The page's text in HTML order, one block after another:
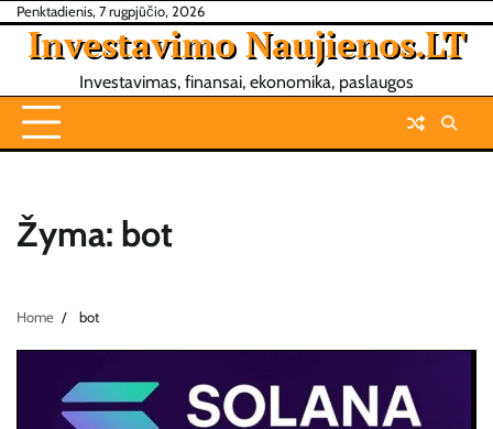
Skip
content
Penktadienis, 7 rugpjūčio, 2026
Investavimo Naujienos.LT
Investavimas, finansai, ekonomika, paslaugos
Žyma: bot
Home bot